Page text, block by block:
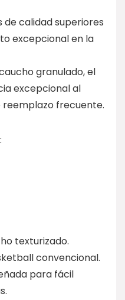
calidad superiores
excepcional en la
granulado, el
excepcional al
reemplazo frecuente.
texturizado.
convencional.
para fácil